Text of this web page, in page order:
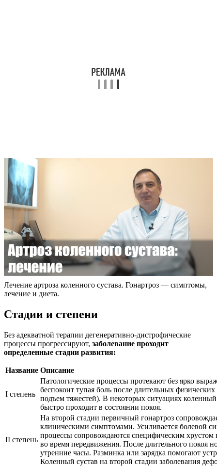
Лечение артроза коленного сустава. Гонартроз — симптомы,
лечение и диета.
Стадии и степени
Без адекватной терапии дегенеративно-дистрофические
процессы прогрессируют, заболевание проходит
определенные стадии развития:
Название Описание
I степень
Патологические процессы протекают без ярко
беспокоит тупая боль после длительных
подъем тяжестей). В некоторых ситуациях коленный
быстро проходит в состоянии покоя.
II степень
На второй стадии первичный гонартроз
клиническими симптомами. Усиливается болевой
процессы сопровождаются специфическим хрустом
во время передвижения. После длительного покоя
утренние часы. Разминка или зарядка помогают
Коленный сустав на второй стадии заболевания